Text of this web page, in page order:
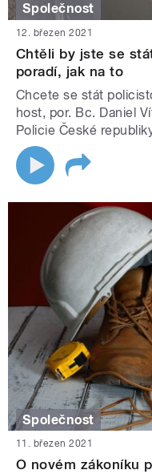
Společnost
12. březen 2021
Chtěli by jste se
poradí, jak na to
Chcete se stát
host, por. Bc. Daniel
Policie České
Společnost
11. březen 2021
O novém zákoníku